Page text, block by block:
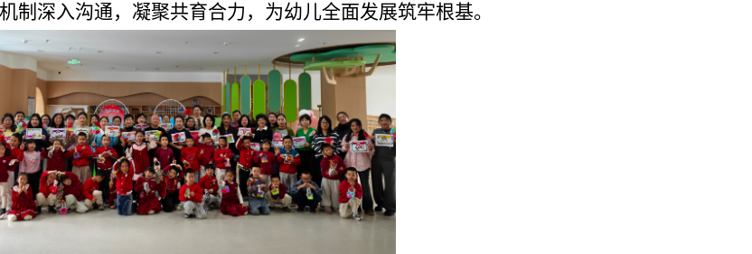
制 深入沟通，凝聚共育合力，为幼儿全面发展筑牢根基。